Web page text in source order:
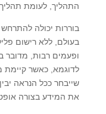
התהליך, לעומת תהליך
בוררות יכולה
בעולם, ללא רישום
ופעמים רבות, מדובר
לדוגמא, כאשר קיימת
שייבחר ככל הנראה
את המידע בצורה